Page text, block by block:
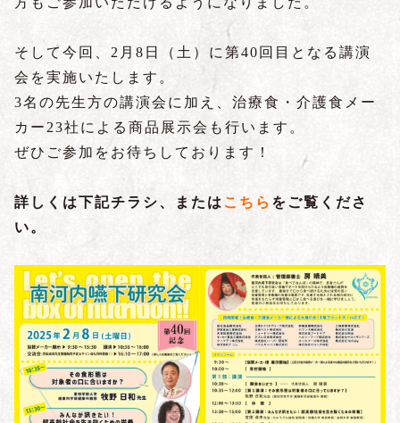
そして今回、2月8日（土）に第40回目となる講演
会を実施いたします。
3名の先生方の講演会に加え、治療食・介護食メー
カー23社による商品展示会も行います。
ぜひご参加をお待ちしております！
詳しくは下記チラシ、または こちら をご覧くださ
い。